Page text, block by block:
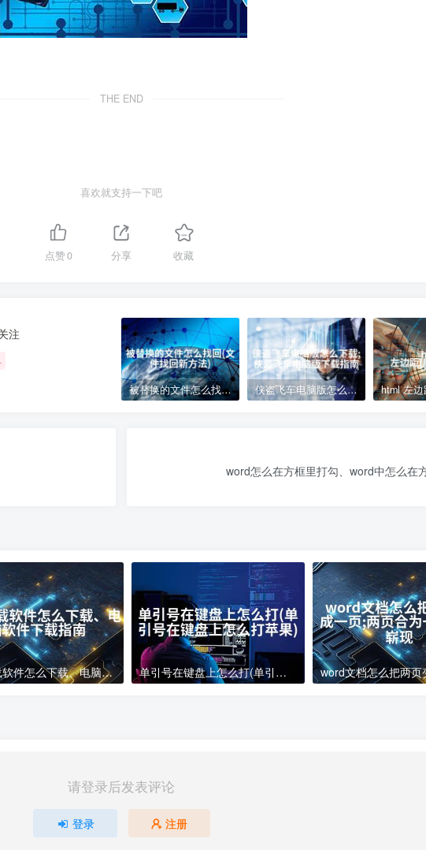
THE END
喜欢就支持一下吧
点赞0 分享 收藏
注
被替换的文件怎么找回(文件找回新方法) 侠盗飞车电脑版怎么下载;侠盗飞车电脑版下载指南
word怎么在方框里打勾、word中怎么在
电脑下载软件怎么下载、电脑软件下载指南 单引号在键盘上怎么打(单引号在键盘上怎么打苹果)
请登录后发表评论
登录 注册